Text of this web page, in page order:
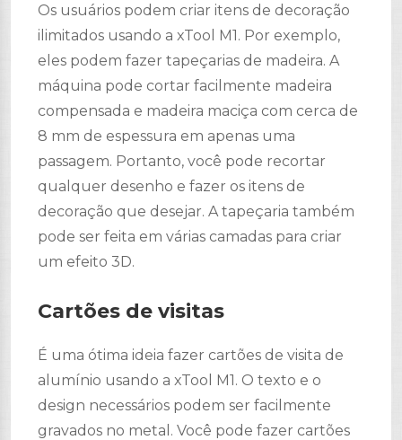
Os usuários podem criar itens de decoração
ilimitados usando a xTool M1. Por exemplo,
eles podem fazer tapeçarias de madeira. A
máquina pode cortar facilmente madeira
compensada e madeira maciça com cerca de
8 mm de espessura em apenas uma
passagem. Portanto, você pode recortar
qualquer desenho e fazer os itens de
decoração que desejar. A tapeçaria também
pode ser feita em várias camadas para criar
um efeito 3D.
Cartões de visitas
É uma ótima ideia fazer cartões de visita de
alumínio usando a xTool M1. O texto e o
design necessários podem ser facilmente
gravados no metal. Você pode fazer cartões